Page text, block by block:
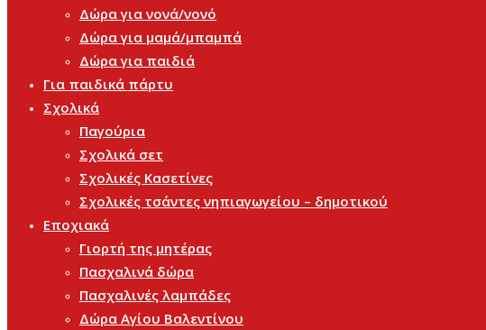
Δώρα για νονά/νονό
Δώρα για μαμά/μπαμπά
Δώρα για παιδιά
Για παιδικά πάρτυ
Σχολικά
Παγούρια
Σχολικά σετ
Σχολικές Κασετίνες
Σχολικές τσάντες νηπιαγωγείου – δημοτικού
Εποχιακά
Γιορτή της μητέρας
Πασχαλινά δώρα
Πασχαλινές λαμπάδες
Δώρα Αγίου Βαλεντίνου